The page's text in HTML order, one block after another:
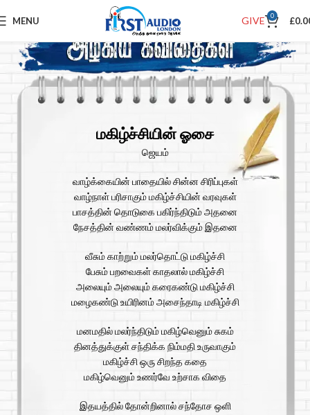
MENU GIVE 0 £
மகிழ்ச்சியின் ஓசை
ஜெயம்
வாழ்க்கையின் பாதையில் சின்ன சிரிப்புகள்
வாழ்நாள் பரிசாகும் மகிழ்ச்சியின் வரவுகள்
பாசத்தின் தொடுகை பகிர்ந்திடும் அதனை
நேசத்தின் வண்ணம் மலர்விக்கும் இதனை
வீசும் காற்றும் மலர்தொட்டு மகிழ்ச்சி
பேசும் பறவைகள் காதலால் மகிழ்ச்சி
அலையும் அலையும் கரைகண்டு மகிழ்ச்சி
மழைகண்டு உயிரினம் அசைந்தாடி மகிழ்ச்சி
மனமதில் மலர்ந்திடும் மகிழ்வெனும் சுகம்
தினத்துக்குள் சந்திக்க நிம்மதி உருவாகும்
மகிழ்ச்சி ஒரு சிறந்த கதை
மகிழ்வெனும் உணர்வே உற்சாக விதை
இதயத்தில் தோன்றினால் சந்தோச ஒளி